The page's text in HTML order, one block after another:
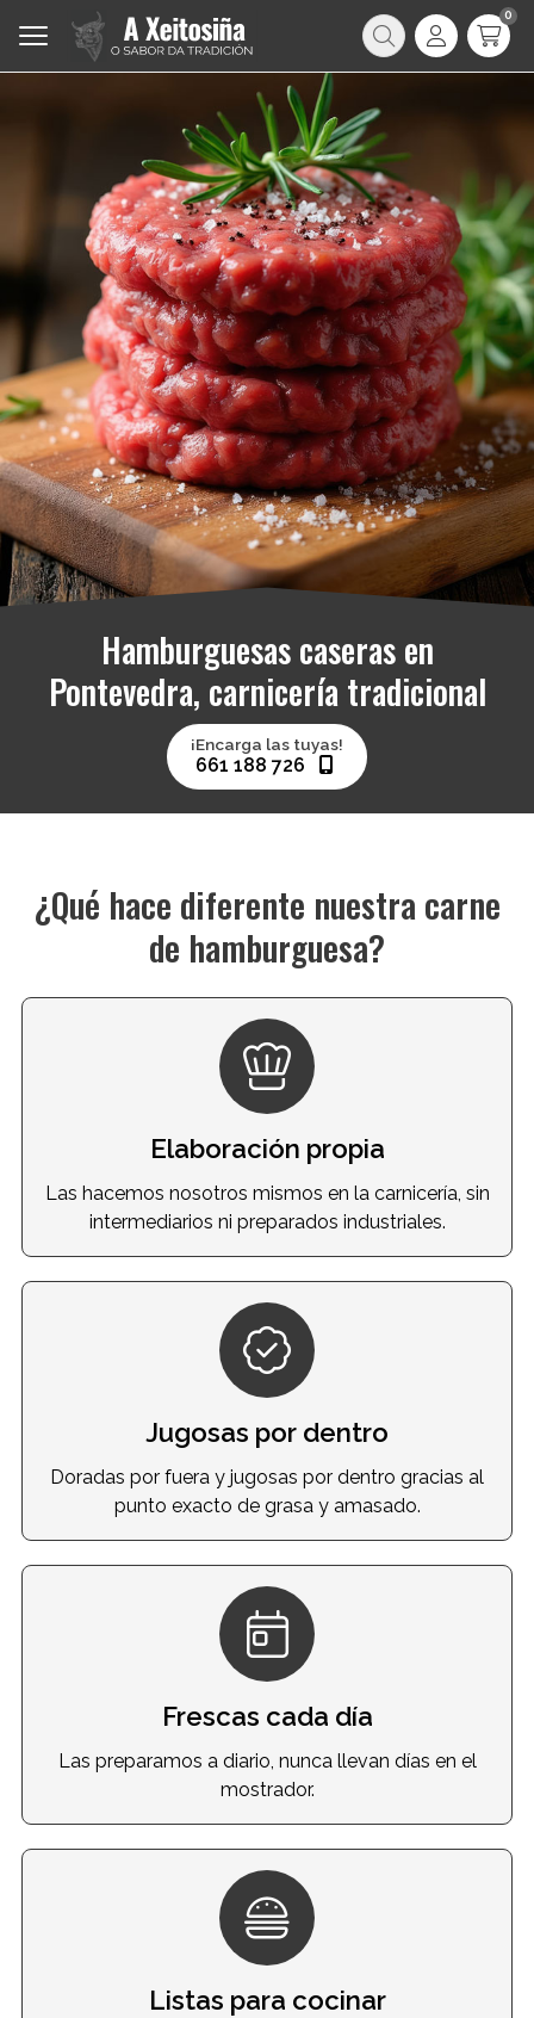
Buscar
0
Hamburguesas caseras en
Pontevedra, carnicería tradicional
¡Encarga las tuyas!
661 188 726
¿Qué hace diferente nuestra carne
de hamburguesa?
Elaboración propia
Las hacemos nosotros mismos en la carnicería, sin
intermediarios ni preparados industriales.
Jugosas por dentro
Doradas por fuera y jugosas por dentro gracias al
punto exacto de grasa y amasado.
Frescas cada día
Las preparamos a diario, nunca llevan días en el
mostrador.
Listas para cocinar